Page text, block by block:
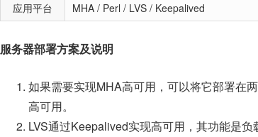
应用平台
MHA / Perl / LVS / Keepalived
服务器部署方案及说明
如果需要实现MHA高可用，可以将它部署在
高可用。
LVS通过Keepalived实现高可用，其功能是